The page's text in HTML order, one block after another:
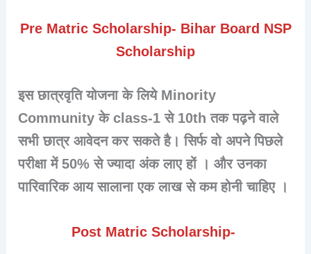
Pre Matric Scholarship- Bihar Board NSP
Scholarship
इस छात्रवृति योजना के लिये Minority
Community के class-1 से 10th तक पढ़ने वाले
सभी छात्र आवेदन कर सकते है। सिर्फ वो अपने पिछले
परीक्षा में 50% से ज्यादा अंक लाए हों । और उनका
पारिवारिक आय सालाना एक लाख से कम होनी चाहिए ।
Post Matric Scholarship-